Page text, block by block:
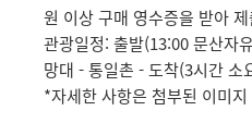
원 이상 구매 영수증을 받아
관광일정: 출발(13:00 문산자
망대 - 통일촌 - 도착(3시간 소
*자세한 사항은 첨부된 이미지